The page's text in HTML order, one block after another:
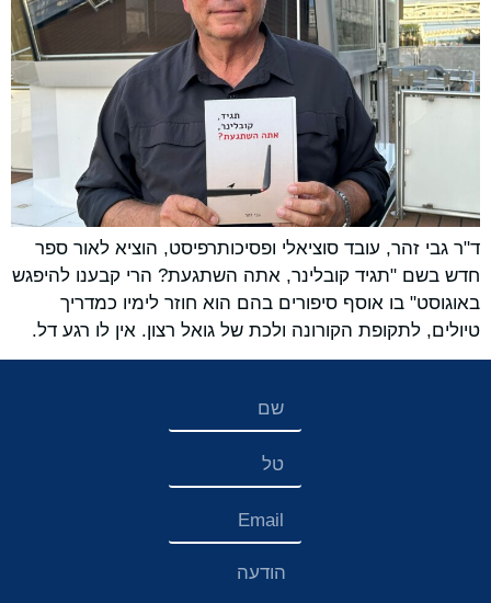
ד"ר גבי זהר, עובד סוציאלי ופסיכותרפיסט, הוציא לאור ספר
חדש בשם "תגיד קובלינר, אתה השתגעת? הרי קבענו להיפגש
באוגוסט" בו אוסף סיפורים בהם הוא חוזר לימיו כמדריך
טיולים, לתקופת הקורונה ולכת של גואל רצון. אין לו רגע דל.